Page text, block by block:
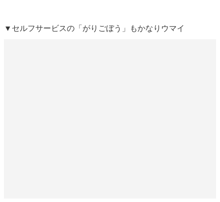
▼セルフサービスの「がりごぼう」もかなりウマイ